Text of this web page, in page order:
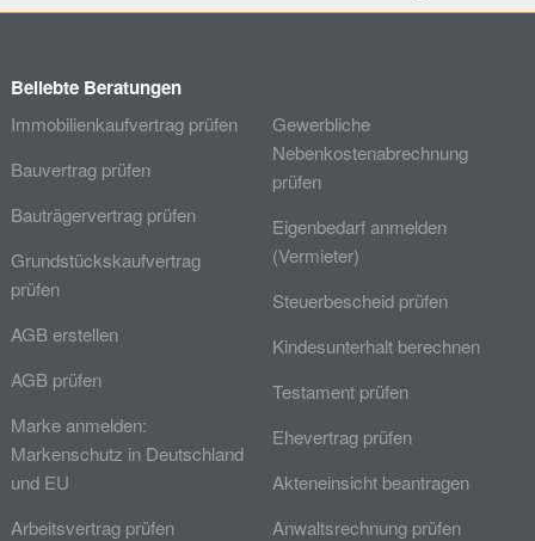
Beliebte Beratungen
Immobilienkaufvertrag prüfen
Bauvertrag prüfen
Bauträgervertrag prüfen
Grundstückskaufvertrag
prüfen
AGB erstellen
AGB prüfen
Marke anmelden:
Markenschutz in Deutschland
und EU
Arbeitsvertrag prüfen
Gewerbliche
Nebenkostenabrechnung
prüfen
Eigenbedarf anmelden
(Vermieter)
Steuerbescheid prüfen
Kindesunterhalt berechnen
Testament prüfen
Ehevertrag prüfen
Akteneinsicht beantragen
Anwaltsrechnung prüfen